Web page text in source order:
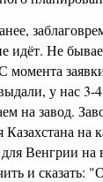
идёт. Не
момента
у нас 3-
на завод.
на
Венгрии на
и сказать: